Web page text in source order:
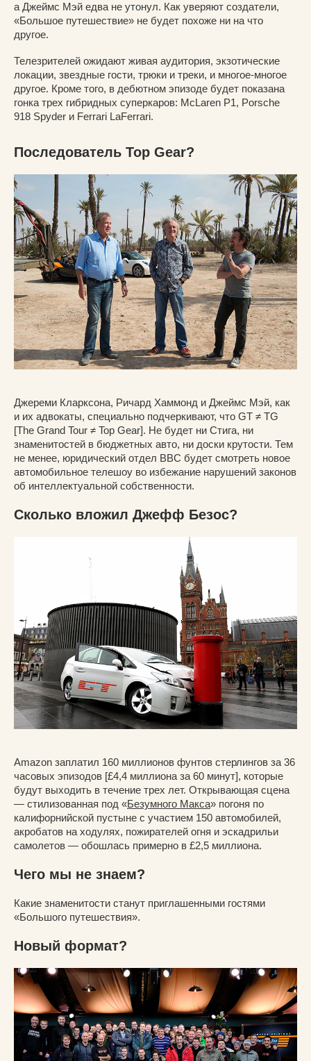
а Джеймс Мэй едва не утонул. Как уверяют создатели,
«Большое путешествие» не будет похоже ни на что
другое.
Телезрителей ожидают живая аудитория, экзотические
локации, звездные гости, трюки и треки, и многое-многое
другое. Кроме того, в дебютном эпизоде будет показана
гонка трех гибридных суперкаров: McLaren P1, Porsche
918 Spyder и Ferrari LaFerrari.
Последователь Top Gear?
Джереми Кларксона, Ричард Хаммонд и Джеймс Мэй, как
и их адвокаты, специально подчеркивают, что GT ≠ TG
[The Grand Tour ≠ Top Gear]. Не будет ни Стига, ни
знаменитостей в бюджетных авто, ни доски крутости. Тем
не менее, юридический отдел BBC будет смотреть новое
автомобильное телешоу во избежание нарушений законов
об интеллектуальной собственности.
Сколько вложил Джефф Безос?
Amazon заплатил 160 миллионов фунтов стерлингов за 36
часовых эпизодов [£4,4 миллиона за 60 минут], которые
будут выходить в течение трех лет. Открывающая сцена
— стилизованная под «Безумного Макса» погоня по
калифорнийской пустыне с участием 150 автомобилей,
акробатов на ходулях, пожирателей огня и эскадрильи
самолетов — обошлась примерно в £2,5 миллиона.
Чего мы не знаем?
Какие знаменитости станут приглашенными гостями
«Большого путешествия».
Новый формат?